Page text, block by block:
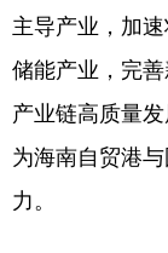
主导产业，加
储能产业，完
产业链高质量
为海南自贸港
力。